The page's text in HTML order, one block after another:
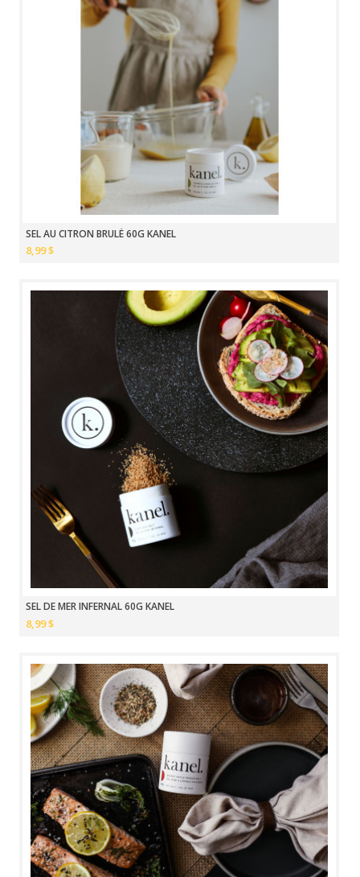
SEL AU CITRON BRULÉ 60G KANEL
8,99 $
SEL DE MER INFERNAL 60G KANEL
8,99 $